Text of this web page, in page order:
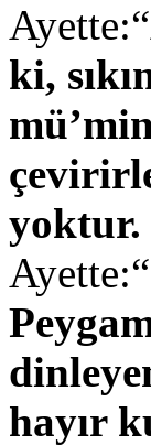
Ayette:“
ki,
yoktur.
Ayette:“
hayır